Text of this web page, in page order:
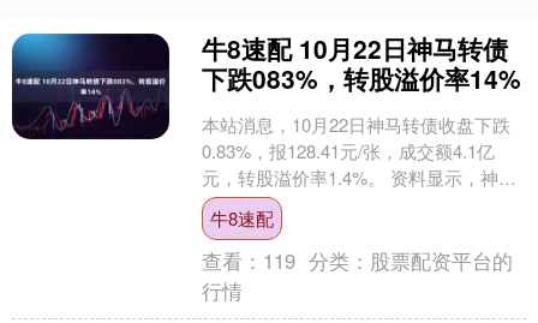
牛8速配 10月22日神马转债
下跌083%，转股溢价率14%
本站消息，10月22日神马转债收盘下跌
0.83%，报128.41元/张，成交额4.1亿
元，转股溢价率1.4%。 资料显示，神马
转债信用级别为“AAA”，债券期限....
牛8速配
查看： 119 分类： 股票配资平台的
行情